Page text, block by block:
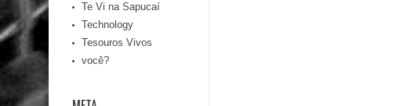
Te Vi na Sapucaí
Technology
Tesouros Vivos
você?